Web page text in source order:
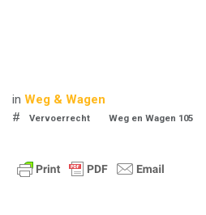
in Weg & Wagen
#
Vervoerrecht Weg en Wagen 105